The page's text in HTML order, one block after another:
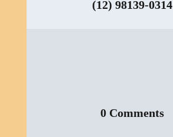
(12) 98139-0314
0 Comments